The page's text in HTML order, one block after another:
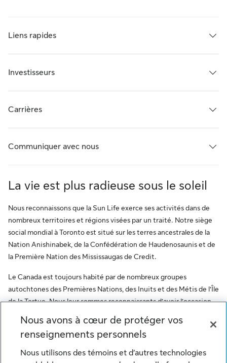
Liens rapides
Investisseurs
Carrières
Communiquer avec nous
La vie est plus radieuse sous le soleil
Nous reconnaissons que la Sun Life exerce ses activités dans de
nombreux territoires et régions visées par un traité. Notre siège
social mondial à Toronto est situé sur les terres ancestrales de la
Nation Anishinabek, de la Confédération de Haudenosaunis et de
la Première Nation des Mississaugas de Credit.
Le Canada est toujours habité par de nombreux groupes
autochtones des Premières Nations, des Inuits et des Métis de l’Île
de la Tortue. Nous leur sommes reconnaissants d’avoir l’occasion
respect des premiers habitants et à reconnaître l’oppression des
peuples autochtones. De plus, il reflète l’engagement de la Sun
Life à l’égard des communautés autochtones et de ses employés
Nous avons à cœur de protéger vos
renseignements personnels
Nous utilisons des témoins et d’autres technologies